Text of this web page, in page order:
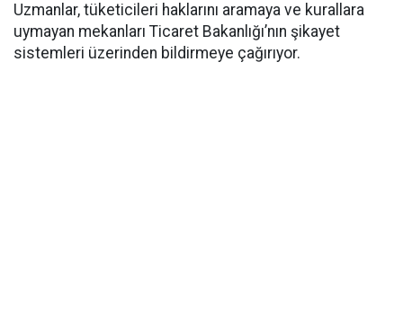
Uzmanlar, tüketicileri haklarını aramaya ve kurallara
uymayan mekanları Ticaret Bakanlığı’nın şikayet
sistemleri üzerinden bildirmeye çağırıyor.